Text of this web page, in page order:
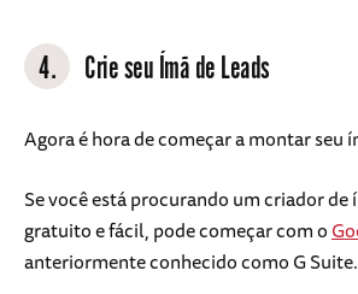
4. Crie seu Ímã de Leads
Agora é hora de começar a montar seu
Se você está procurando um criador de
gratuito e fácil, pode começar com o
anteriormente conhecido como G Suite.